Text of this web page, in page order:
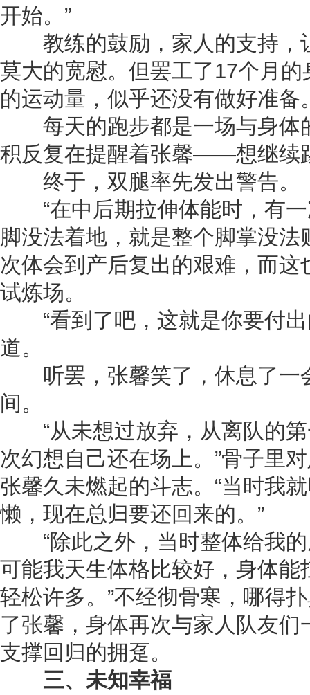
开始。”
教练的鼓励，家人的支持，
莫大的宽慰。但罢工了17个月
的运动量，似乎还没有做好准备
每天的跑步都是一场与身体
积反复在提醒着张馨——想继续
终于，双腿率先发出警告。
“在中后期拉伸体能时，有一
脚没法着地，就是整个脚掌没法
次体会到产后复出的艰难，而
试炼场。
“看到了吧，这就是你要付出
道。
听罢，张馨笑了，休息了一
间。
“从未想过放弃，从离队的第
次幻想自己还在场上。”骨子里
张馨久未燃起的斗志。“当时我
懒，现在总归要还回来的。”
“除此之外，当时整体给我的
可能我天生体格比较好，身体能
轻松许多。”不经彻骨寒，哪得
了张馨，身体再次与家人队友
支撑回归的拥趸。
三、未知幸福